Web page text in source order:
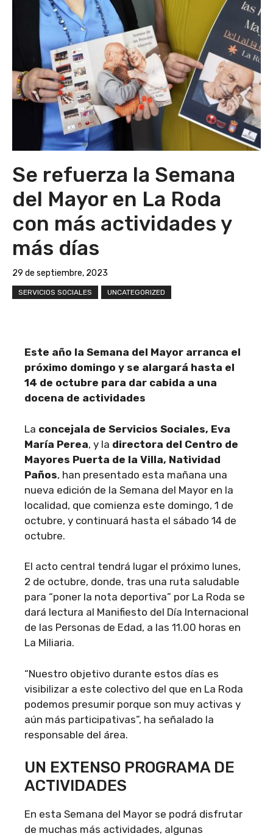
Se refuerza la Semana
del Mayor en La Roda
con más actividades y
más días
29 de septiembre, 2023
SERVICIOS SOCIALES UNCATEGORIZED
Este año la Semana del Mayor arranca el
próximo domingo y se alargará hasta el
14 de octubre para dar cabida a una
docena de actividades
La concejala de Servicios Sociales, Eva
María Perea, y la directora del Centro de
Mayores Puerta de la Villa, Natividad
Paños, han presentado esta mañana una
nueva edición de la Semana del Mayor en la
localidad, que comienza este domingo, 1 de
octubre, y continuará hasta el sábado 14 de
octubre.
El acto central tendrá lugar el próximo lunes,
2 de octubre, donde, tras una ruta saludable
para “poner la nota deportiva” por La Roda se
dará lectura al Manifiesto del Día Internacional
de las Personas de Edad, a las 11.00 horas en
La Miliaria.
“Nuestro objetivo durante estos días es
visibilizar a este colectivo del que en La Roda
podemos presumir porque son muy activas y
aún más participativas”, ha señalado la
responsable del área.
UN EXTENSO PROGRAMA DE
ACTIVIDADES
En esta Semana del Mayor se podrá disfrutar
de muchas más actividades, algunas